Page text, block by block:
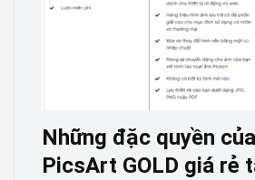
Những đặc quyền
PicsArt GOLD giá rẻ